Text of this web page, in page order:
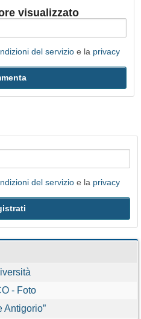
visualizzato
del servizio e la privacy
del servizio e la privacy
- Foto
Antigorio”